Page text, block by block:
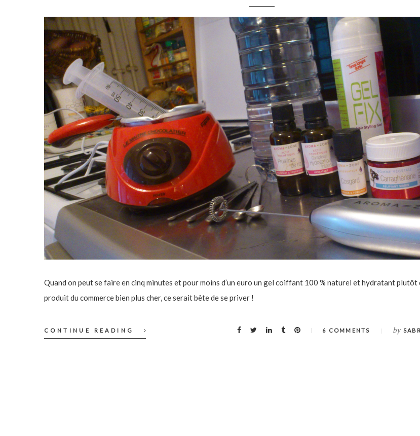
Quand on peut se faire en cinq minutes et pour moins d’un euro un gel coiffant 100 % naturel et hydratant plutôt
produit du commerce bien plus cher, ce serait bête de se priver !
CONTINUE READING 6 COMMENTS by